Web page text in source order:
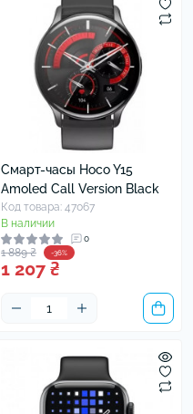
Смарт-часы Hoco Y15
Amoled Call Version Black
Код товара: 47067
В наличии
0
1 889 ₴ -36%
1 207 ₴